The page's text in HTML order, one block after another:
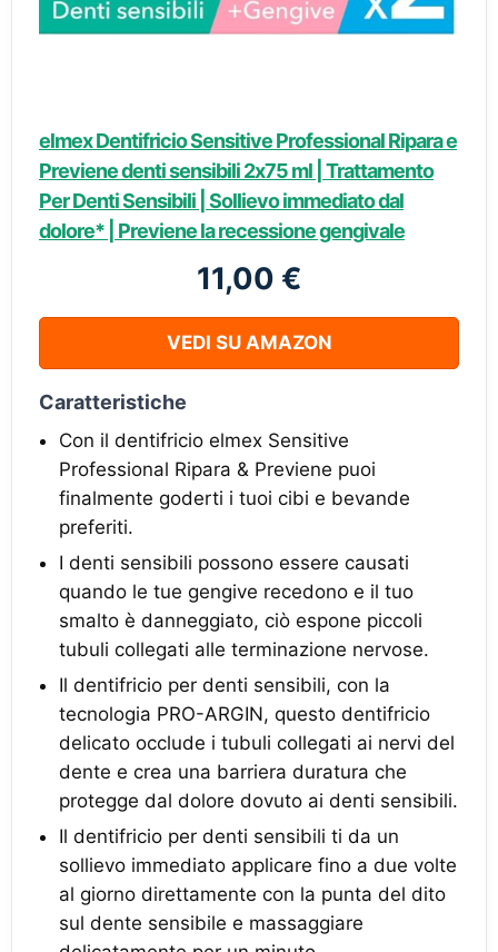
elmex Dentifricio Sensitive Professional Ripara e
Previene denti sensibili 2x75 ml | Trattamento
Per Denti Sensibili | Sollievo immediato dal
dolore* | Previene la recessione gengivale
11,00 €
VEDI SU AMAZON
Caratteristiche
Con il dentifricio elmex Sensitive
Professional Ripara & Previene puoi
finalmente goderti i tuoi cibi e bevande
preferiti.
I denti sensibili possono essere causati
quando le tue gengive recedono e il tuo
smalto è danneggiato, ciò espone piccoli
tubuli collegati alle terminazione nervose.
Il dentifricio per denti sensibili, con la
tecnologia PRO-ARGIN, questo dentifricio
delicato occlude i tubuli collegati ai nervi del
dente e crea una barriera duratura che
protegge dal dolore dovuto ai denti sensibili.
Il dentifricio per denti sensibili ti da un
sollievo immediato applicare fino a due volte
al giorno direttamente con la punta del dito
sul dente sensibile e massaggiare